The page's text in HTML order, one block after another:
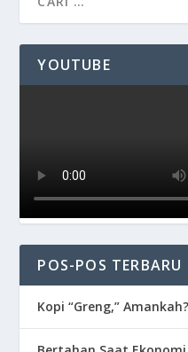
YOUTUBE
POS-POS TERBARU
Kopi “Greng,”